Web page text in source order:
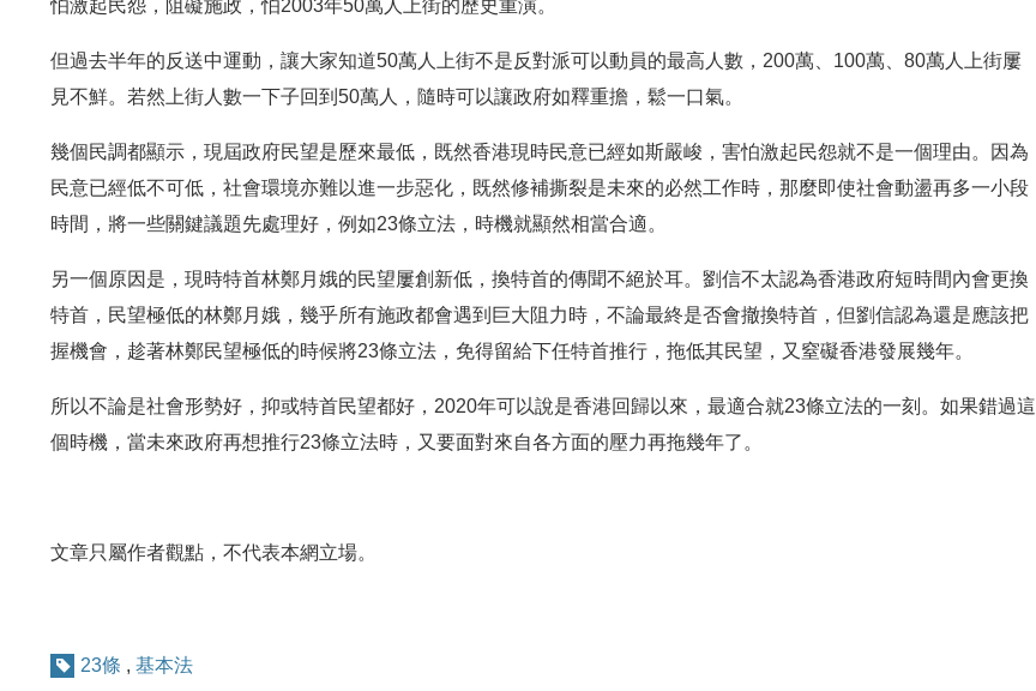
怕激起民怨，阻礙施政，怕2003年50萬人上街的歷史重演。
但過去半年的反送中運動，讓大家知道50萬人上街不是反對派可以動員的最高人數，200萬、100萬、80萬人上街屢
見不鮮。若然上街人數一下子回到50萬人，隨時可以讓政府如釋重擔，鬆一口氣。
幾個民調都顯示，現屆政府民望是歷來最低，既然香港現時民意已經如斯嚴峻，害怕激起民怨就不是一個理由。因為
民意已經低不可低，社會環境亦難以進一步惡化，既然修補撕裂是未來的必然工作時，那麼即使社會動盪再多一小段
時間，將一些關鍵議題先處理好，例如23條立法，時機就顯然相當合適。
另一個原因是，現時特首林鄭月娥的民望屢創新低，換特首的傳聞不絕於耳。劉信不太認為香港政府短時間內會更換
特首，民望極低的林鄭月娥，幾乎所有施政都會遇到巨大阻力時，不論最終是否會撤換特首，但劉信認為還是應該把
握機會，趁著林鄭民望極低的時候將23條立法，免得留給下任特首推行，拖低其民望，又窒礙香港發展幾年。
所以不論是社會形勢好，抑或特首民望都好，2020年可以說是香港回歸以來，最適合就23條立法的一刻。如果錯過這
個時機，當未來政府再想推行23條立法時，又要面對來自各方面的壓力再拖幾年了。
文章只屬作者觀點，不代表本網立場。
23條 , 基本法